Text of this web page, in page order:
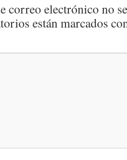
correo electrónico no
están marcados